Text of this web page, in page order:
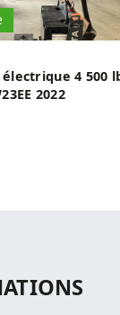
4 500
2022